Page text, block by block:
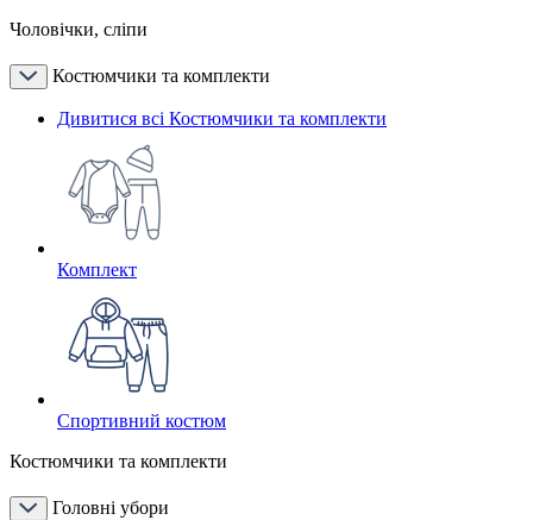
Чоловічки, сліпи
Костюмчики та комплекти
Дивитися всі Костюмчики та комплекти
Комплект
Спортивний костюм
Костюмчики та комплекти
Головні убори